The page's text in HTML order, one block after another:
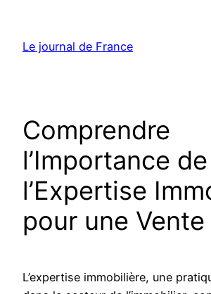
contenu
Le journal de France
Comprendre
l’Importance de
l’Expertise
pour une
L’expertise immobilière, une